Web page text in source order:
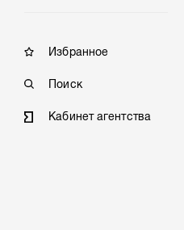
Избранное
Поиск
Кабинет агентства